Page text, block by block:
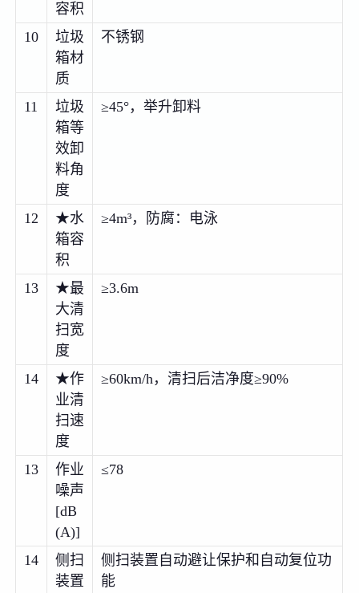
容积
10
垃圾
箱材
质
不锈钢
11
垃圾
箱等
效卸
料角
度
≥45°，举升卸料
12
★水
箱容
积
≥4m³，防腐：电泳
13
★最
大清
扫宽
度
≥3.6m
14
★作
业清
扫速
度
≥60km/h，清扫后洁净度≥90%
13
作业
噪声
[dB
(A)]
≤78
14
侧扫
装置
侧扫装置自动避让保护和自动复位功
能